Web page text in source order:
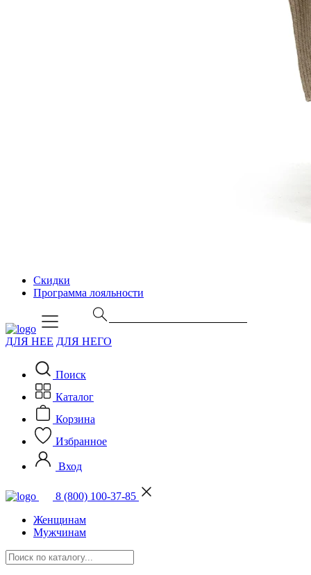
Скидки
Программа лояльности
ДЛЯ НЕЕ ДЛЯ НЕГО
Поиск
Каталог
Корзина
Избранное
Вход
8 (800) 100-37-85
Женщинам
Мужчинам